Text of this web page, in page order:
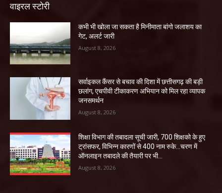
वाइरल स्टोरी
कभी भी खोला जा सकता है मिनीमाता बांगो जलाशय का
गेट, अलर्ट जारी
August 8, 2026
सर्वाइकल कैंसर से बचाव की दिशा में छत्तीसगढ़ की बड़ी
छलांग, एचपीवी टीकाकरण अभियान को मिल रहा व्यापक
जनसमर्थन
August 8, 2026
शिक्षा विभाग की तबादला सूची जारी, 700 शिक्षको के हुए
ट्रांसफर, विभिन्न कारणों से 400 नाम रुके…चरण में
ऑनलाइन तबादले की तैयारी पर भी...
August 8, 2026